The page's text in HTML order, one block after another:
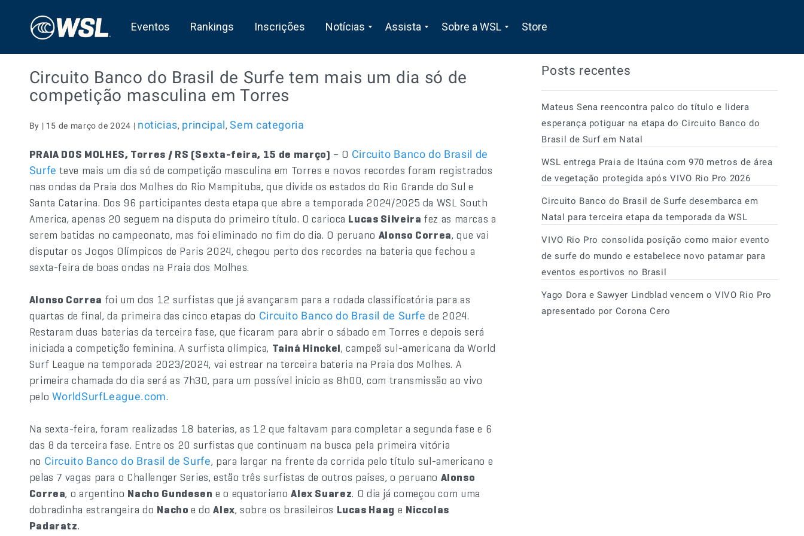
Eventos Rankings Inscrições Notícias Assista Sobre a WSL Store
Circuito Banco do Brasil de Surfe tem mais um dia só de
competição masculina em Torres
By | 15 de março de 2024 | noticias, principal,Sem categoria
PRAIA DOS MOLHES, Torres / RS (Sexta-feira, 15 de março) – O Circuito Banco do Brasil de
Surfe teve mais um dia só de competição masculina em Torres e novos recordes foram registrados
nas ondas da Praia dos Molhes do Rio Mampituba, que divide os estados do Rio Grande do Sul e
Santa Catarina. Dos 96 participantes desta etapa que abre a temporada 2024/2025 da WSL South
America, apenas 20 seguem na disputa do primeiro título. O carioca Lucas Silveira fez as marcas a
serem batidas no campeonato, mas foi eliminado no fim do dia. O peruano Alonso Correa, que vai
disputar os Jogos Olímpicos de Paris 2024, chegou perto dos recordes na bateria que fechou a
sexta-feira de boas ondas na Praia dos Molhes.
Alonso Correa foi um dos 12 surfistas que já avançaram para a rodada classificatória para as
quartas de final, da primeira das cinco etapas do Circuito Banco do Brasil de Surfe de 2024.
Restaram duas baterias da terceira fase, que ficaram para abrir o sábado em Torres e depois será
iniciada a competição feminina. A surfista olímpica, Tainá Hinckel, campeã sul-americana da World
Surf League na temporada 2023/2024, vai estrear na terceira bateria na Praia dos Molhes. A
primeira chamada do dia será as 7h30, para um possível início as 8h00, com transmissão ao vivo
pelo WorldSurfLeague.com.
Na sexta-feira, foram realizadas 18 baterias, as 12 que faltavam para completar a segunda fase e 6
das 8 da terceira fase. Entre os 20 surfistas que continuam na busca pela primeira vitória
no Circuito Banco do Brasil de Surfe, para largar na frente da corrida pelo título sul-americano e
pelas 7 vagas para o Challenger Series, estão três surfistas de outros países, o peruano Alonso
Correa, o argentino Nacho Gundesen e o equatorianoAlex Suarez. O dia já começou com uma
dobradinha estrangeira do Nachoe doAlex, sobre os brasileiros Lucas Haag e Niccolas
Padaratz.
Posts recentes
Mateus Sena reencontra palco do título e lidera
esperança potiguar na etapa do Circuito Banco do
Brasil de Surf em Natal
WSL entrega Praia de Itaúna com 970 metros de área
de vegetação protegida após VIVO Rio Pro 2026
Circuito Banco do Brasil de Surfe desembarca em
Natal para terceira etapa da temporada da WSL
VIVO Rio Pro consolida posição como maior evento
de surfe do mundo e estabelece novo patamar para
eventos esportivos no Brasil
Yago Dora e Sawyer Lindblad vencem o VIVO Rio Pro
apresentado por Corona Cero